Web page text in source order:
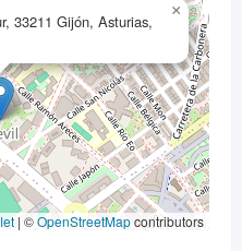
33211 Gijón, Asturias,
×
| ©OpenStreetMapcontributors